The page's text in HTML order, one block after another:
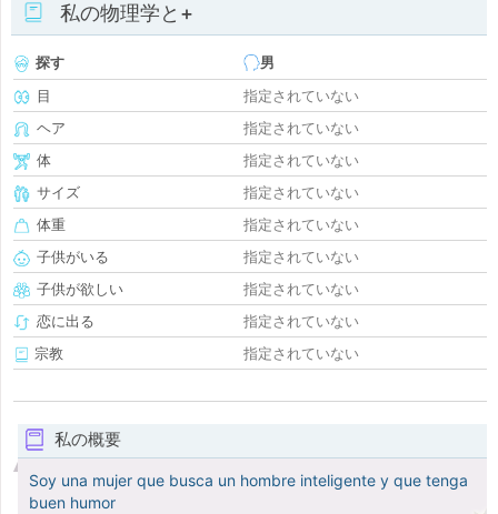
私の物理学と+
探す
男
目
指定されていない
ヘア
指定されていない
体
指定されていない
サイズ
指定されていない
体重
指定されていない
子供がいる
指定されていない
子供が欲しい
指定されていない
恋に出る
指定されていない
宗教
指定されていない
私の概要
Soy una mujer que busca un hombre inteligente y que tenga
buen humor